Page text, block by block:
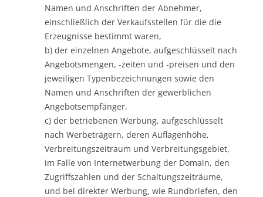
Namen und Anschriften der Abnehmer,
einschließlich der Verkaufsstellen für die die
Erzeugnisse bestimmt waren,
b) der einzelnen Angebote, aufgeschlüsselt nach
Angebotsmengen, -zeiten und -preisen und den
jeweiligen Typenbezeichnungen sowie den
Namen und Anschriften der gewerblichen
Angebotsempfänger,
c) der betriebenen Werbung, aufgeschlüsselt
nach Werbeträgern, deren Auflagenhöhe,
Verbreitungszeitraum und Verbreitungsgebiet,
im Falle von Internetwerbung der Domain, den
Zugriffszahlen und der Schaltungszeiträume,
und bei direkter Werbung, wie Rundbriefen, den